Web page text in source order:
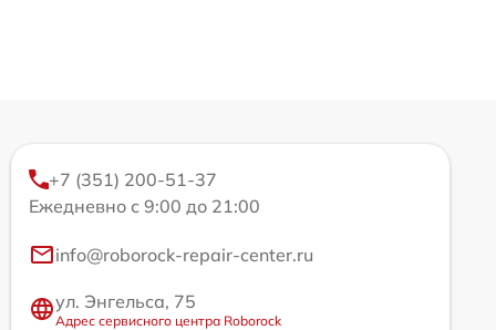
+7 (351) 200-51-37
Ежедневно с 9:00 до 21:00
info@roborock-repair-center.ru
ул. Энгельса, 75
Адрес сервисного центра Roborock